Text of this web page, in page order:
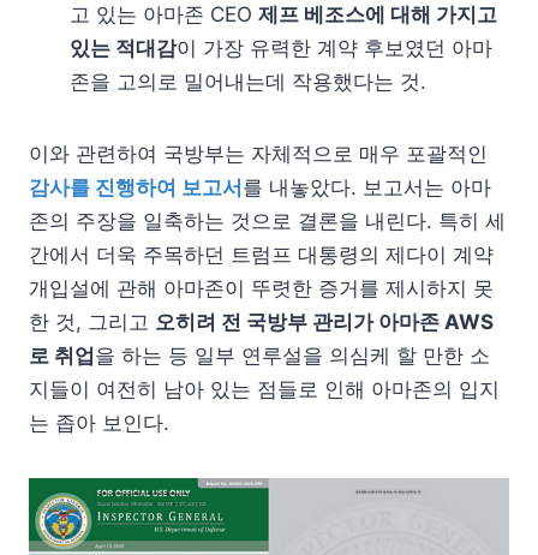
고 있는 아마존 CEO 제프 베조스에 대해 가지고
있는 적대감이 가장 유력한 계약 후보였던 아마
존을 고의로 밀어내는데 작용했다는 것.
이와 관련하여 국방부는 자체적으로 매우 포괄적인
감사를 진행하여 보고서를 내놓았다. 보고서는 아마
존의 주장을 일축하는 것으로 결론을 내린다. 특히 세
간에서 더욱 주목하던 트럼프 대통령의 제다이 계약
개입설에 관해 아마존이 뚜렷한 증거를 제시하지 못
한 것, 그리고 오히려 전 국방부 관리가 아마존 AWS
로 취업을 하는 등 일부 연루설을 의심케 할 만한 소
지들이 여전히 남아 있는 점들로 인해 아마존의 입지
는 좁아 보인다.